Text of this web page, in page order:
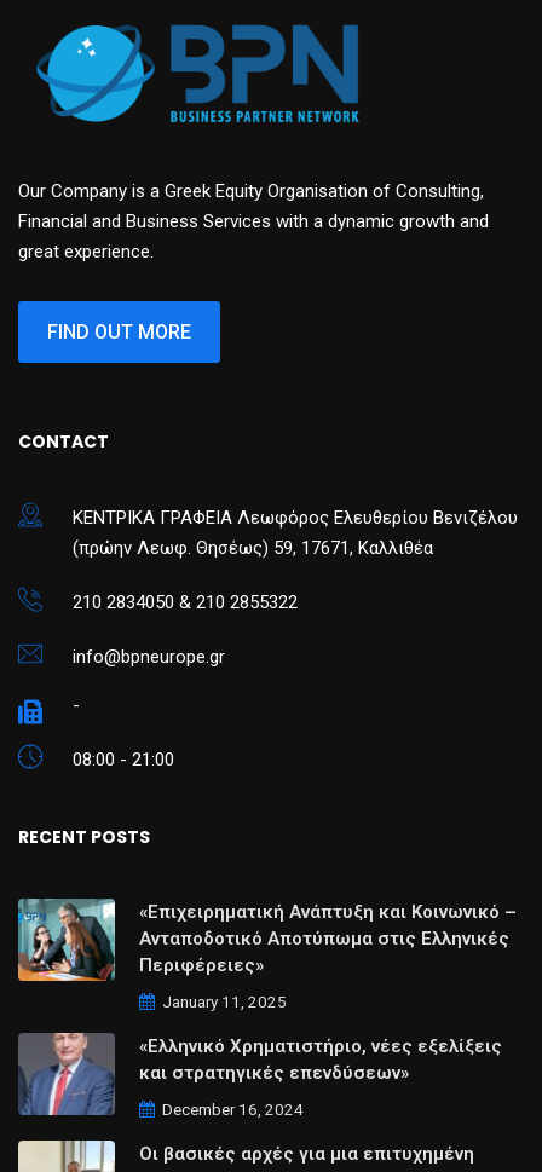
Our Company is a Greek Equity Organisation of Consulting,
Financial and Business Services with a dynamic growth and
great experience.
FIND OUT MORE
CONTACT
ΚΕΝΤΡΙΚΑ ΓΡΑΦΕΙΑ Λεωφόρος Ελευθερίου Βενιζέλου
(πρώην Λεωφ. Θησέως) 59, 17671, Καλλιθέα
210 2834050 & 210 2855322
info@bpneurope.gr
-
08:00 - 21:00
RECENT POSTS
«Επιχειρηματική Ανάπτυξη και Κοινωνικό –
Ανταποδοτικό Αποτύπωμα στις Ελληνικές
Περιφέρειες»
January 11, 2025
«Ελληνικό Χρηματιστήριο, νέες εξελίξεις
και στρατηγικές επενδύσεων»
December 16, 2024
Οι βασικές αρχές για μια επιτυχημένη